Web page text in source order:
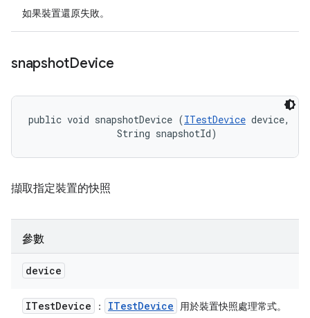
如果裝置還原失敗。
snapshotDevice
public void snapshotDevice (ITestDevice device,
                String snapshotId)
擷取指定裝置的快照
參數
device
ITestDevice ： ITestDevice 用於裝置快照處理常式。